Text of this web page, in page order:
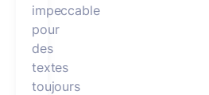
impeccable
pour
des
textes
toujours